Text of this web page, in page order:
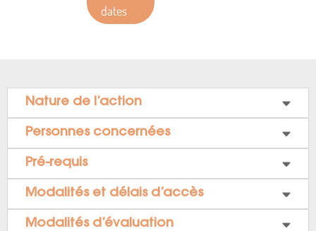
Qui sommes-nous ?
Notre catalogue
dates
Nature de l’action
Personnes concernées
Pré-requis
Modalités et délais d’accès
Modalités d’évaluation